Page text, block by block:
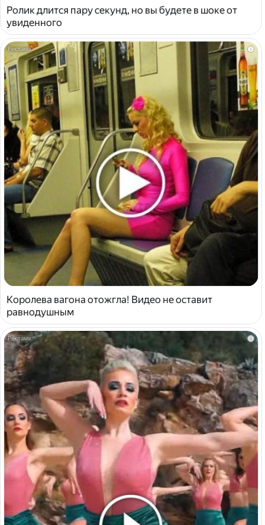
Ролик длится пару секунд, но вы будете в шоке от
увиденного
i
Королева вагона отожгла! Видео не оставит
равнодушным
i